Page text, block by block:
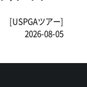
[USPGAツアー]
2026-08-05